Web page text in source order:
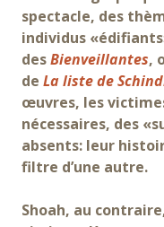
spectacle, des
individus
desBienveillantes,
de La liste de
œuvres, les
nécessaires, des
absents: leur
filtre d’une autre.
Shoah, au